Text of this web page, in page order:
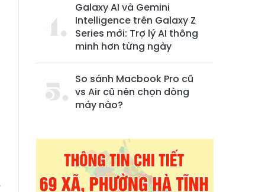
Galaxy AI và Gemini
Intelligence trên Galaxy Z
Series mới: Trợ lý AI thông
minh hơn từng ngày
So sánh Macbook Pro cũ
vs Air cũ nên chọn dòng
máy nào?